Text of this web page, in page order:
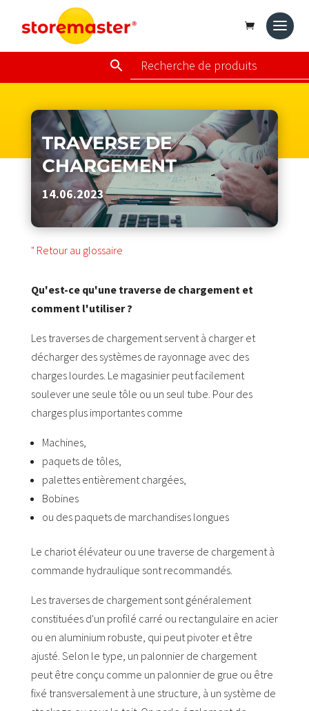
TRAVERSE DE
CHARGEMENT
14.06.2023
" Retour au glossaire
Qu'est-ce qu'une traverse de chargement et
comment l'utiliser ?
Les traverses de chargement servent à charger et
décharger des systèmes de rayonnage avec des
charges lourdes. Le magasinier peut facilement
soulever une seule tôle ou un seul tube. Pour des
charges plus importantes comme
Machines,
paquets de tôles,
palettes entièrement chargées,
Bobines
ou des paquets de marchandises longues
Le chariot élévateur ou une traverse de chargement à
commande hydraulique sont recommandés.
Les traverses de chargement sont généralement
constituées d'un profilé carré ou rectangulaire en acier
ou en aluminium robuste, qui peut pivoter et être
ajusté. Selon le type, un palonnier de chargement
peut être conçu comme un palonnier de grue ou être
fixé transversalement à une structure, à un système de